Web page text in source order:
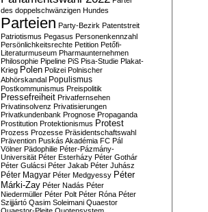
des doppelschwänzigen Hundes
Parteien Party-Bezirk Patentstreit
Patriotismus Pegasus Personenkennzahl
Persönlichkeitsrechte Petition Petőfi-
Literaturmuseum Pharmaunternehmen
Philosophie Pipeline PiS Pisa-Studie Plakat-
Krieg Polen Polizei Polnischer
Abhörskandal Populismus
Postkommunismus Preispolitik
Pressefreiheit Privatfernsehen
Privatinsolvenz Privatisierungen
Privatkundenbank Prognose Propaganda
Prostitution Protektionismus Protest
Prozess Prozesse Präsidentschaftswahl
Prävention Puskás Akadémia FC Pál
Völner Pädophilie Péter-Pázmány-
Universität Péter Esterházy Péter Gothár
Péter Gulácsi Péter Jakab Péter Juhász
Péter Magyar Péter Medgyessy Péter
Márki-Zay Péter Nadás Péter
Niedermüller Péter Polt Péter Róna Péter
Szijjártó Qasim Soleimani Quaestor